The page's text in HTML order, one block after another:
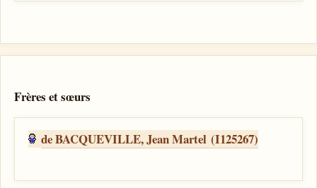
Frères et sœurs
de BACQUEVILLE, Jean Martel (I125267)